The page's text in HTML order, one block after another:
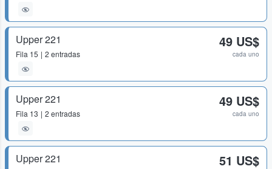
Upper 221
Fila 15 2 entradas
49 US$
cada uno
Upper 221
Fila 13 2 entradas
49 US$
cada uno
Upper 221 51 US$